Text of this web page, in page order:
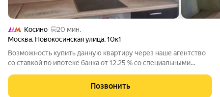
Косино
20 мин.
Москва, Новокосинская улица,10к1
Возможность купить данную квартиру через наше агентство
со ставкой по ипотеке банка от 12.25 % со специальными
года постройки серии П-44. Этаж 1-й высокий. Балкона нет.
Окна во двор. Распашная.
Позвонить